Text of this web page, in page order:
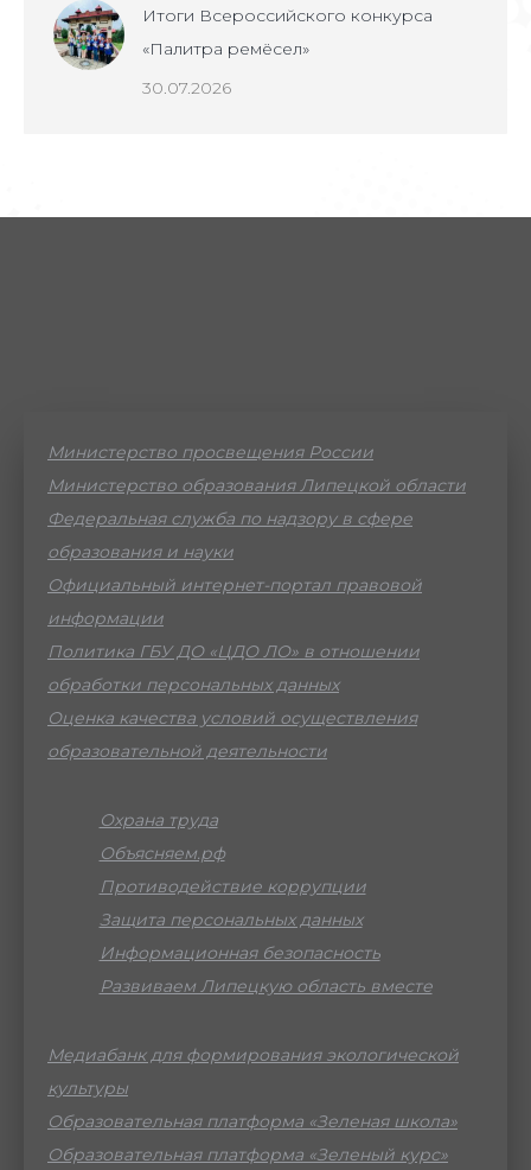
Итоги Всероссийского конкурса
«Палитра ремёсел»
30.07.2026
Министерство просвещения России
Министерство образования Липецкой области
Федеральная служба по надзору в сфере
образования и науки
Официальный интернет-портал правовой
информации
Политика ГБУ ДО «ЦДО ЛО» в отношении
обработки персональных данных
Оценка качества условий осуществления
образовательной деятельности
Охрана труда
Объясняем.рф
Противодействие коррупции
Защита персональных данных
Информационная безопасность
Развиваем Липецкую область вместе
Медиабанк для формирования экологической
культуры
Образовательная платформа «Зеленая школа»
Образовательная платформа «Зеленый курс»